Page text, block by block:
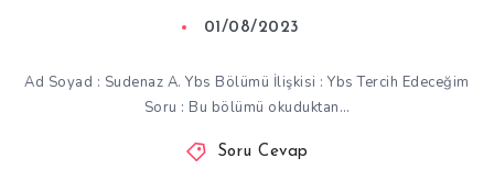
01/08/2023
Ad Soyad : Sudenaz A. Ybs Bölümü İlişkisi : Ybs Tercih Edeceğim
Soru : Bu bölümü okuduktan…
Soru Cevap